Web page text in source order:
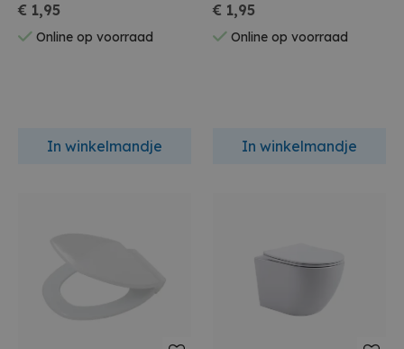
€ 1,95
Online op voorraad
In winkelmandje
€ 1,95
Online op voorraad
In winkelmandje